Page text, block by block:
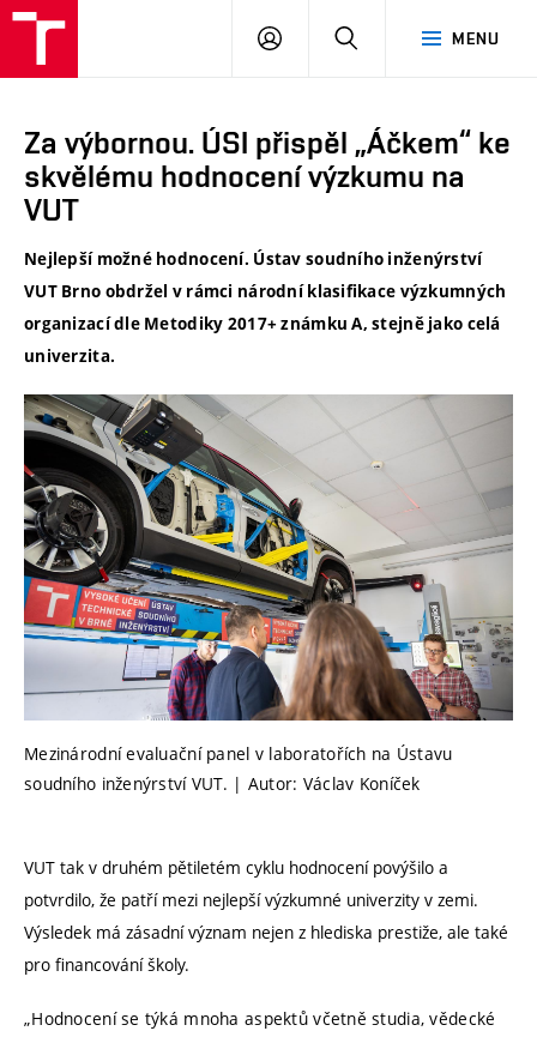
MENU
PŘIHLÁSIT
Za výbornou. ÚSI přispěl „Áčkem“ ke
skvělému hodnocení výzkumu na
VUT
Nejlepší možné hodnocení. Ústav soudního inženýrství
VUT Brno obdržel v rámci národní klasifikace výzkumných
organizací dle Metodiky 2017+ známku A, stejně jako celá
univerzita.
Mezinárodní evaluační panel v laboratořích na Ústavu
soudního inženýrství VUT. | Autor: Václav Koníček
VUT tak v druhém pětiletém cyklu hodnocení povýšilo a
potvrdilo, že patří mezi nejlepší výzkumné univerzity v zemi.
Výsledek má zásadní význam nejen z hlediska prestiže, ale také
pro financování školy.
„Hodnocení se týká mnoha aspektů včetně studia, vědecké